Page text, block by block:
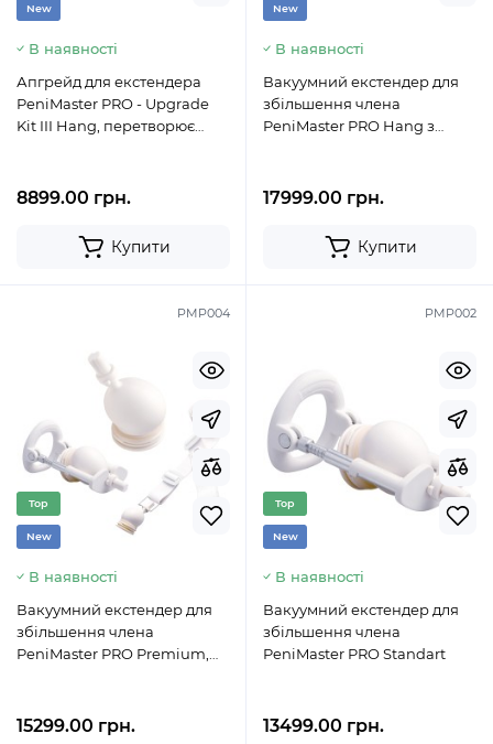
New
В наявності
Апгрейд для екстендера
PeniMaster PRO - Upgrade
Kit III Hang, перетворює
8899.00 грн.
Купити
New
В наявності
Вакуумний екстендер для
збільшення члена
PeniMaster PRO Hang з
17999.00 грн.
Купити
PMP004
Top
New
В наявності
Вакуумний екстендер для
збільшення члена
PeniMaster PRO Premium,
15299.00 грн.
PMP002
Top
New
В наявності
Вакуумний екстендер для
збільшення члена
PeniMaster PRO Standart
13499.00 грн.